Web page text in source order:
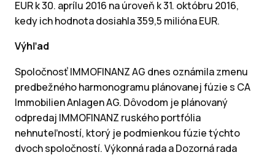
EUR k 30. aprílu 2016 na úroveň k 31. októbru 2016,
kedy ich hodnota dosiahla 359,5 milióna EUR.
Výhľad
Spoločnosť IMMOFINANZ AG dnes oznámila zmenu
predbežného harmonogramu plánovanej fúzie s CA
Immobilien Anlagen AG. Dôvodom je plánovaný
odpredaj IMMOFINANZ ruského portfólia
nehnuteľností, ktorý je podmienkou fúzie týchto
dvoch spoločností. Výkonná rada a Dozorná rada